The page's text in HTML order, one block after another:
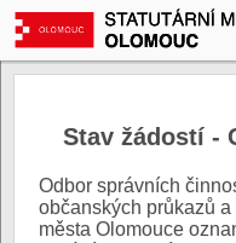
Stav žádostí -
Odbor správních
občanských průkazů
města Olomouce